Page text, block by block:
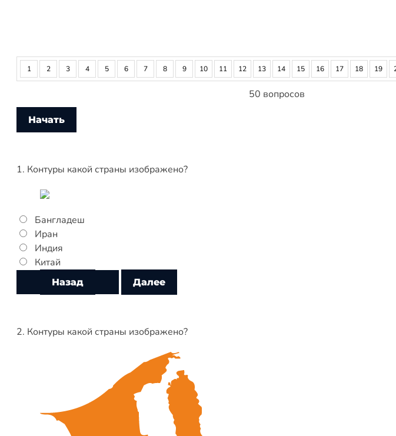
1 2 3 4 5 6 7 8 9 10 11 12 13 14 15 16 17 18 19
50 вопросов
1. Контуры какой страны изображено?
Бангладеш
Иран
Индия
Китай
2. Контуры какой страны изображено?